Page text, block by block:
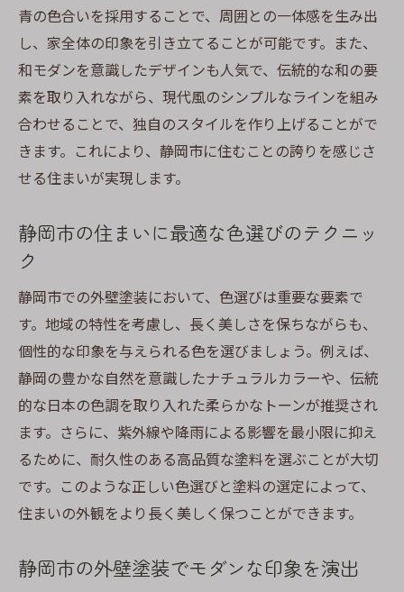
青の色合いを採用することで、周囲との一体感を生み出
し、家全体の印象を引き立てることが可能です。また、
和モダンを意識したデザインも人気で、伝統的な和の要
素を取り入れながら、現代風のシンプルなラインを組み
合わせることで、独自のスタイルを作り上げることがで
きます。これにより、静岡市に住むことの誇りを感じさ
せる住まいが実現します。
静岡市の住まいに最適な色選びのテクニッ
ク
静岡市での外壁塗装において、色選びは重要な要素で
す。地域の特性を考慮し、長く美しさを保ちながらも、
個性的な印象を与えられる色を選びましょう。例えば、
静岡の豊かな自然を意識したナチュラルカラーや、伝統
的な日本の色調を取り入れた柔らかなトーンが推奨され
ます。さらに、紫外線や降雨による影響を最小限に抑え
るために、耐久性のある高品質な塗料を選ぶことが大切
です。このような正しい色選びと塗料の選定によって、
住まいの外観をより長く美しく保つことができます。
静岡市の外壁塗装でモダンな印象を演出